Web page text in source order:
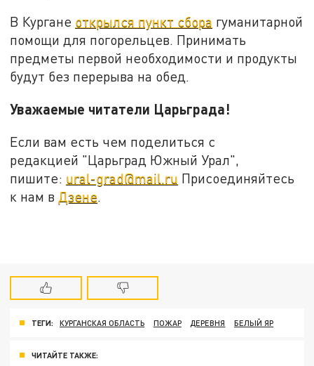
В Кургане открылся пункт сбора гуманитарной
помощи для погорельцев. Принимать
предметы первой необходимости и продукты
будут без перерыва на обед.
Уважаемые читатели Царьграда!
Если вам есть чем поделиться с
редакцией "Царьград Южный Урал",
пишите: ural-grad@mail.ru Присоединяйтесь
к нам в Дзене.
ТЕГИ: КУРГАНСКАЯ ОБЛАСТЬ ПОЖАР ДЕРЕВНЯ БЕЛЫЙ ЯР
ЧИТАЙТЕ ТАКЖЕ: